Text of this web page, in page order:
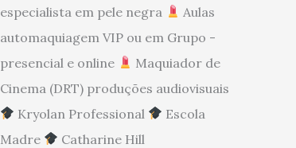
especialista em pele negra
Aulas
automaquiagem VIP ou em Grupo -
presencial e online
Maquiador de
Cinema (DRT) produções audiovisuais
Kryolan Professional
Escola
Madre
Catharine Hill